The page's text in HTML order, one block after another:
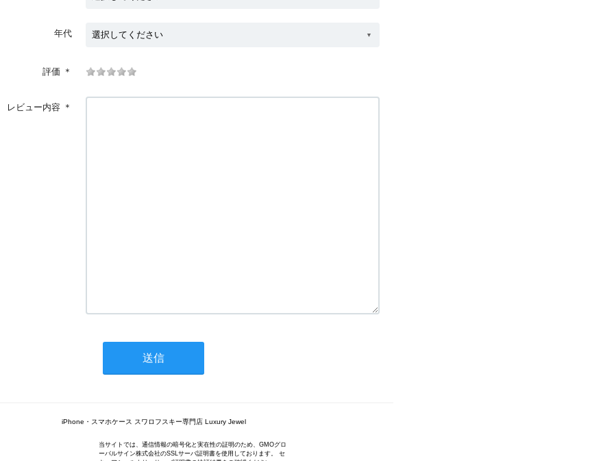
年代
評価 ＊
レビュー内容 ＊
iPhone・スマホケース スワロフスキー専門店 Luxury Jewel
当サイトでは、通信情報の暗号化と実在性の証明のため、GMOグロ
ーバルサイン株式会社のSSLサーバ証明書を使用しております。 セ